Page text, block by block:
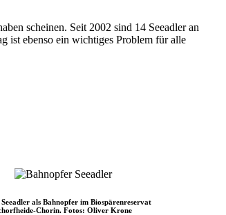
scheinen. Seit 2002 sind 14 Seeadler an
ist ebenso ein wichtiges Problem für alle
als Bahnopfer im Biospärenreservat
Chorin. Fotos: Oliver Krone